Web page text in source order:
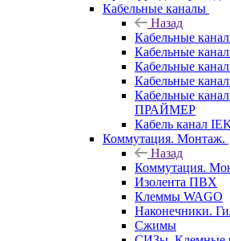
Кабельные каналы
Назад
Кабельные
Кабельные
Кабельные
Кабельные
Кабельные
ПРАЙМЕР
Кабель канал
Коммутация. Монтаж.
Назад
Коммутация.
Изолента ПВХ
Клеммы WAGO
Наконечники.
Сжимы